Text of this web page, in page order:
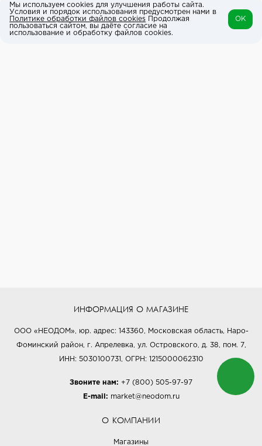
ИНФОРМАЦИЯ О МАГАЗИНЕ
ООО «НЕОДОМ», юр. адрес: 143360, Московская область, Наро-
Фоминский район, г. Апрелевка, ул. Островского, д. 38, пом. 7,
ИНН: 5030100731, ОГРН: 1215000062310
Звоните нам: +7 (800) 505-97-97
E-mail: market@neodom.ru
О КОМПАНИИ
Магазины
Мы используем cookies для улучшения работы сайта.
Условия и порядок использования предусмотрен нами в
Политике обработки файлов cookies Продолжая
пользоваться сайтом, вы даёте согласие на
использование и обработку файлов cookies.
OK